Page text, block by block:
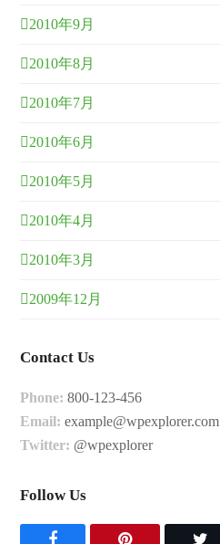
2010年9月
2010年8月
2010年7月
2010年6月
2010年5月
2010年4月
2010年3月
2009年12月
Contact Us
Phone: 800-123-456
Email: example@wpexplorer.com
Twitter: @wpexplorer
Follow Us